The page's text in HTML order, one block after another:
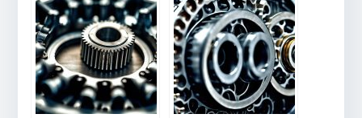
HAKKAPELIITTA 9
б/к шип